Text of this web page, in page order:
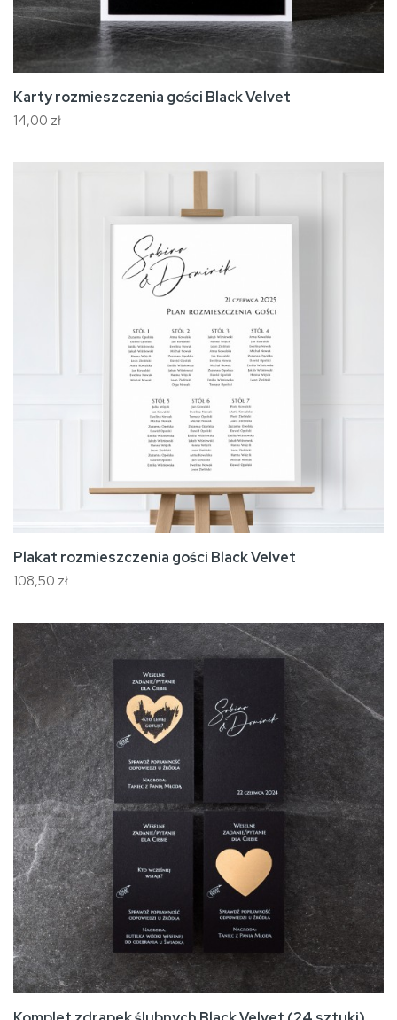
Karty rozmieszczenia gości Black Velvet
14,00 zł
Plakat rozmieszczenia gości Black Velvet
108,50 zł